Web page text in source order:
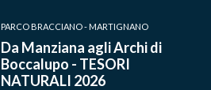
PARCO BRACCIANO - MARTIGNANO
Da Manziana agli Archi di
Boccalupo - TESORI
NATURALI 2026